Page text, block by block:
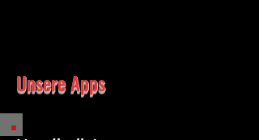
Unsere Apps